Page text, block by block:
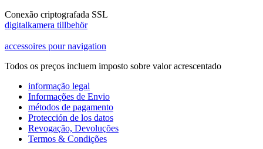
Conexão criptografada SSL
digitalkamera tillbehör
accessoires pour navigation
Todos os preços incluem imposto sobre valor acrescentado
informação legal
Informações de Envio
métodos de pagamento
Protección de los datos
Revogação, Devoluções
Termos & Condições